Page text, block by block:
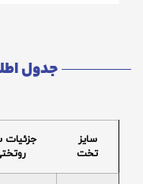
جدول
سایز
تخت